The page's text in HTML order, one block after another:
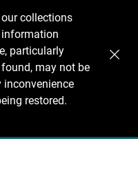
collections
particularly
may not be
inconvenience
restored.